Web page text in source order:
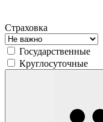
Страховка
Государственные
Круглосуточные